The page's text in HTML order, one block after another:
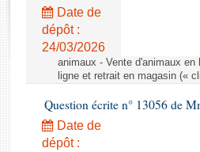
Rapports législatifs
Rapports sur l'application des lois
Baromètre de l’application des lois
Dossiers législatifs
Budget et sécurité sociale
Questions écrites et orales
Date de
dépôt :
24/03/2026
animaux - Vente d'animaux
ligne et retrait en magasin («
Question écrite n° 13056 de
Date de
dépôt :